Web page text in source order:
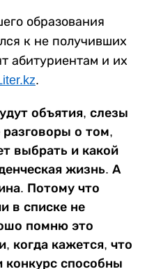
образования
к не получивших
абитуриентам и их
.
объятия, слезы
разговоры о том,
выбрать и какой
жизнь. А
Потому что
в списке не
помню это
когда кажется, что
конкурс способны